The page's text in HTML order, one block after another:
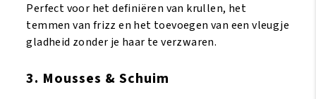
Perfect voor het definiëren van krullen, het
temmen van frizz en het toevoegen van een vleugje
gladheid zonder je haar te verzwaren.
3. Mousses & Schuim